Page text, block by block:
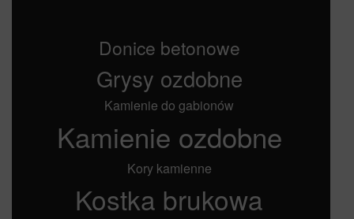
Donice betonowe
Grysy ozdobne
Kamienie do gabionów
Kamienie ozdobne
Kory kamienne
Kostka brukowa